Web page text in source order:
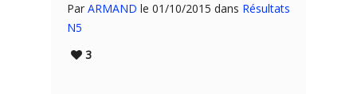
Par ARMAND le 01/10/2015 dans Résultats
N5
3